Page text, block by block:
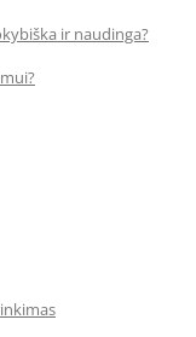
ir naudinga?